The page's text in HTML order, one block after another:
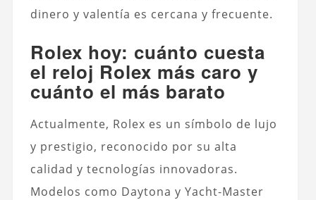
dinero y valentía es cercana y frecuente.
Rolex hoy: cuánto cuesta
el reloj Rolex más caro y
cuánto el más barato
Actualmente, Rolex es un símbolo de lujo
y prestigio, reconocido por su alta
calidad y tecnologías innovadoras.
Modelos como Daytona y Yacht-Master